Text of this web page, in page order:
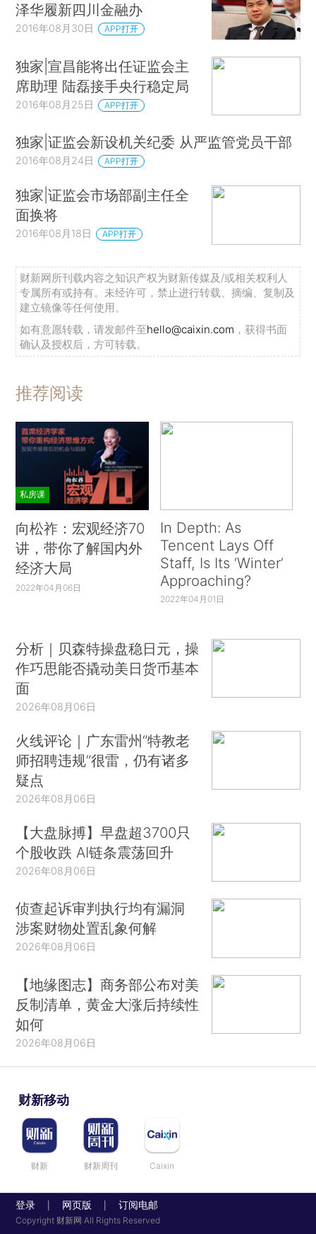
泽华履新四川金融办
2016年08月30日 APP打开
独家|宣昌能将出任证监会主
席助理 陆磊接手央行稳定局
2016年08月25日 APP打开
独家|证监会新设机关纪委 从严监管党员干部
2016年08月24日 APP打开
独家|证监会市场部副主任全
面换将
2016年08月18日 APP打开
财新网所刊载内容之知识产权为财新传媒及/或相关权利人
专属所有或持有。未经许可，禁止进行转载、摘编、复制及
建立镜像等任何使用。
如有意愿转载，请发邮件至hello@caixin.com ，获得书面
确认及授权后，方可转载。
推荐阅读
私房课
向松祚：宏观经济70
讲，带你了解国内外
经济大局
2022年04月06日
In Depth: As
Tencent Lays Off
Staff, Is Its ‘Winter’
Approaching?
2022年04月01日
分析｜贝森特操盘稳日元，操
作巧思能否撬动美日货币基本
面
2026年08月06日
火线评论｜广东雷州“特教老
师招聘违规”很雷，仍有诸多
疑点
2026年08月06日
【大盘脉搏】早盘超3700只
个股收跌 AI链条震荡回升
2026年08月06日
侦查起诉审判执行均有漏洞
涉案财物处置乱象何解
2026年08月06日
【地缘图志】商务部公布对美
反制清单，黄金大涨后持续性
如何
2026年08月06日
财新移动
财新 财新周刊 Caixin
登录 网页版 订阅电邮
Copyright 财新网 All Rights Reserved